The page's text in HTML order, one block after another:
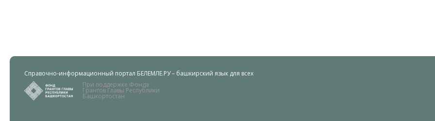
Справочно-информационный портал БЕЛЕМЛЕ.РУ – башкирский язык для всех
При поддержке Фонда
Грантов Главы Республики
Башкортостан.